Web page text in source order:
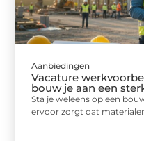
Aanbiedingen
Vacature
bouw je aan een
Sta je weleens op een
ervoor zorgt dat